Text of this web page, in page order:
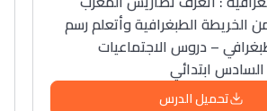
Collège au
الثانوي الإعدادي
الخريطة الطبغرافية وأتعلم رسم
– دروس الاجتماعيات
ابتدائي
تحميل الدرس